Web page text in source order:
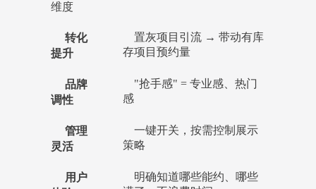
维度
转化
提升
置灰项目引流 → 带动有库
存项目预约量
品牌
调性
"抢手感" = 专业感、热门
感
管理
灵活
一键开关，按需控制展示
策略
用户
明确知道哪些能约、哪些